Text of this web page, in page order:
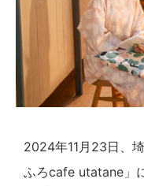
2024年11月23日、
ふろcafe utatane」